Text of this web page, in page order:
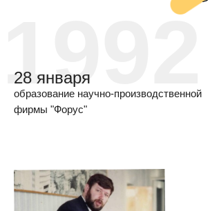
1992
28 января
образование научно-производственной
фирмы "Форус"